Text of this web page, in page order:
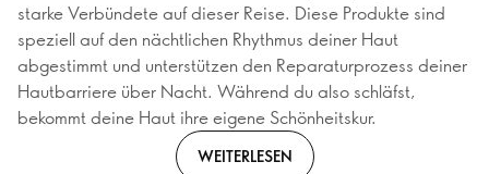
starke Verbündete auf dieser Reise. Diese Produkte sind
speziell auf den nächtlichen Rhythmus deiner Haut
abgestimmt und unterstützen den Reparaturprozess deiner
Hautbarriere über Nacht. Während du also schläfst,
bekommt deine Haut ihre eigene Schönheitskur.
WEITERLESEN